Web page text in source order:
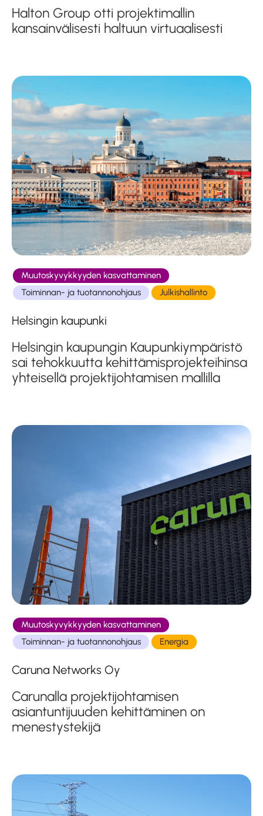
Halton Group otti projektimallin
kansainvälisesti haltuun virtuaalisesti
Muutoskyvykkyyden kasvattaminen
Toiminnan- ja tuotannonohjaus
Julkishallinto
Helsingin kaupunki
Helsingin kaupungin Kaupunkiympäristö
sai tehokkuutta kehittämis­projekteihinsa
yhteisellä projekti­johtamisen mallilla
Muutoskyvykkyyden kasvattaminen
Toiminnan- ja tuotannonohjaus
Energia
Caruna Networks Oy
Carunalla projektijohtamisen
asiantuntijuuden kehittäminen on
menestystekijä